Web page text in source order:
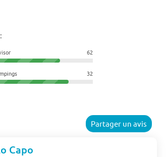
62
32
Partager un avis
Capo